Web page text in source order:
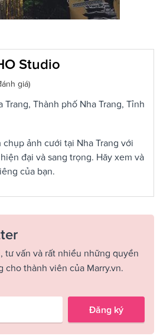
Studio
giá)
Trang, Thành phố Nha Trang, Tỉnh
ảnh cưới tại Nha Trang với
đại và sang trọng. Hãy xem và
của bạn.
tư vấn và rất nhiều những quyền
cho thành viên của Marry.vn.
Đăng ký